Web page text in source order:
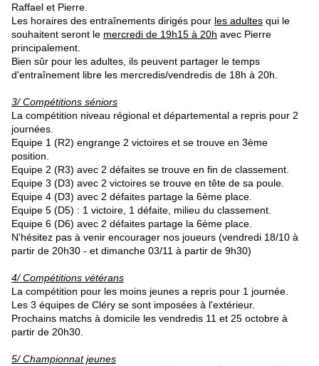
Raffael et Pierre.
Les horaires des entraînements dirigés pour les adultes qui le
souhaitent seront le mercredi de 19h15 à 20h avec Pierre
principalement.
Bien sûr pour les adultes, ils peuvent partager le temps
d'entraînement libre les mercredis/vendredis de 18h à 20h.
3/ Compétitions séniors
La compétition niveau régional et départemental a repris pour 2
journées.
Equipe 1 (R2) engrange 2 victoires et se trouve en 3ème
position.
Equipe 2 (R3) avec 2 défaites se trouve en fin de classement.
Equipe 3 (D3) avec 2 victoires se trouve en tête de sa poule.
Equipe 4 (D3) avec 2 défaites partage la 6ème place.
Equipe 5 (D5) : 1 victoire, 1 défaite, milieu du classement.
Equipe 6 (D6) avec 2 défaites partage la 6ème place.
N'hésitez pas à venir encourager nos joueurs (vendredi 18/10 à
partir de 20h30 - et dimanche 03/11 à partir de 9h30)
4/ Compétitions vétérans
La compétition pour les moins jeunes a repris pour 1 journée.
Les 3 équipes de Cléry se sont imposées à l'extérieur.
Prochains matchs à domicile les vendredis 11 et 25 octobre à
partir de 20h30.
5/ Championnat jeunes